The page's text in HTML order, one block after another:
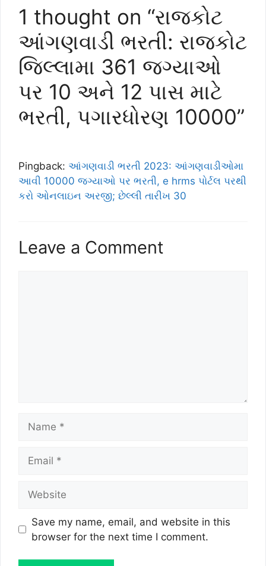
1 thought on “રાજકોટ
આંગણવાડી ભરતી: રાજકોટ
જિલ્લામા 361 જગ્યાઓ
પર 10 અને 12 પાસ માટે
ભરતી, પગારધોરણ 10000”
Pingback: આંગણવાડી ભરતી 2023: આંગણવાડીઓમા
આવી 10000 જગ્યાઓ પર ભરતી, e hrms પોર્ટલ પરથી
કરો ઓનલાઇન અરજી; છેલ્લી તારીખ 30
Leave a Comment
Save my name, email, and website in this
browser for the next time I comment.